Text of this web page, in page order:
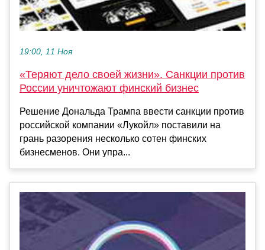
19:00, 11 Ноя
«Теряют дело своей жизни». Санкции против
России уничтожают финский бизнес
Решение Дональда Трампа ввести санкции против
российской компании «Лукойл» поставили на
грань разорения несколько сотен финских
бизнесменов. Они упра...